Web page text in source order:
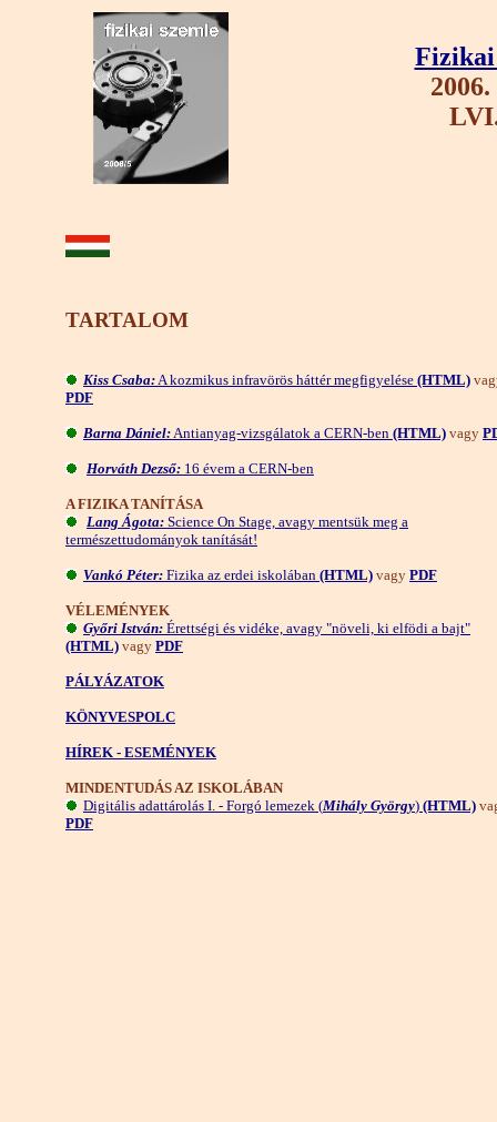
Fizikai
TARTALOM
Kiss Csaba:A kozmikus infravörös háttér megfigyelése (HTML)
PDF
Barna Dániel:Antianyag-vizsgálatok a CERN-ben (HTML) vagy
Horváth Dezső: 16 évem a CERN-ben
A FIZIKA TANÍTÁSA
Lang Ágota: Science On Stage, avagy mentsük meg a
természettudományok tanítását!
Vankó Péter: Fizika az erdei iskolában (HTML) vagy PDF
VÉLEMÉNYEK
Győri István: Érettségi és vidéke, avagy "növeli, ki elfödi a bajt"
(HTML) vagy PDF
PÁLYÁZATOK
KÖNYVESPOLC
HÍREK - ESEMÉNYEK
MINDENTUDÁS AZ ISKOLÁBAN
Digitális adattárolás I. - Forgó lemezek (Mihály György) (HTML)
PDF